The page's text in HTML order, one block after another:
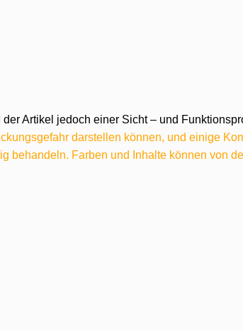
Artikel jedoch einer Sicht – und
darstellen können, und einige
behandeln. Farben und Inhalte können von